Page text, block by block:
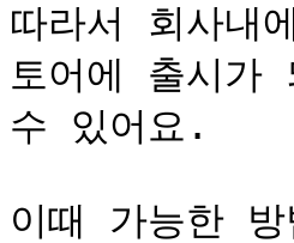
따라서 회사내
토어에 출시가
수 있어요.
이때 가능한